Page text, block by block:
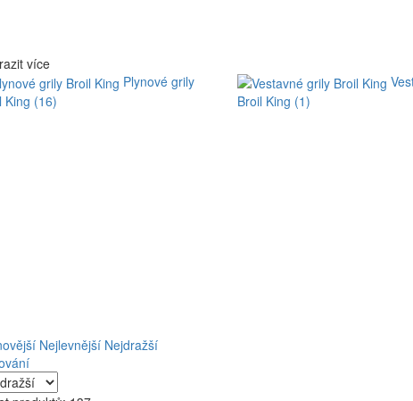
více
Plynové grily
King (16)
Broil King (1)
Nejlevnější Nejdražší